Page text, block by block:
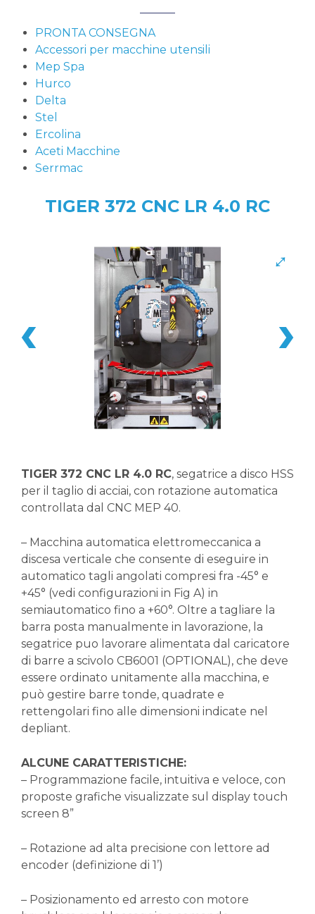
PRONTA CONSEGNA
Accessori per macchine utensili
Mep Spa
Hurco
Delta
Stel
Ercolina
Aceti Macchine
Serrmac
TIGER 372 CNC LR 4.0 RC
TIGER 372 CNC LR 4.0 RC, segatrice a disco HSS
per il taglio di acciai, con rotazione automatica
controllata dal CNC MEP 40.
– Macchina automatica elettromeccanica a
discesa verticale che consente di eseguire in
automatico tagli angolati compresi fra -45° e
+45° (vedi configurazioni in Fig A) in
semiautomatico fino a +60°. Oltre a tagliare la
barra posta manualmente in lavorazione, la
segatrice puo lavorare alimentata dal caricatore
di barre a scivolo CB6001 (OPTIONAL), che deve
essere ordinato unitamente alla macchina, e
può gestire barre tonde, quadrate e
rettengolari fino alle dimensioni indicate nel
depliant.
ALCUNE CARATTERISTICHE:
– Programmazione facile, intuitiva e veloce, con
proposte grafiche visualizzate sul display touch
screen 8”
– Rotazione ad alta precisione con lettore ad
encoder (definizione di 1’)
– Posizionamento ed arresto con motore